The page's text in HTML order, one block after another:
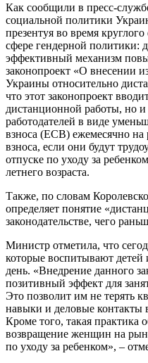
Как сообщили в пресс-
социальной политики
презентуя во время
сфере гендерной политики:
эффективный механизм
законопроект «О внесении
Украины относительно
что этот законопроект
дистанционной работы, но и
работодателей в виде
взноса (ЕСВ) ежемесячно на
взноса, если они будут
отпуске по уходу за
летнего возраста.
Также, по словам
определяет понятие
законодательстве, чего
Министр отметила, что
которые воспитывают
день. «Внедрение данного
позитивный эффект для
Это позволит им не терять
навыки и деловые контакты
Кроме того, такая практика
возвращение женщин на
по уходу за ребенком», –